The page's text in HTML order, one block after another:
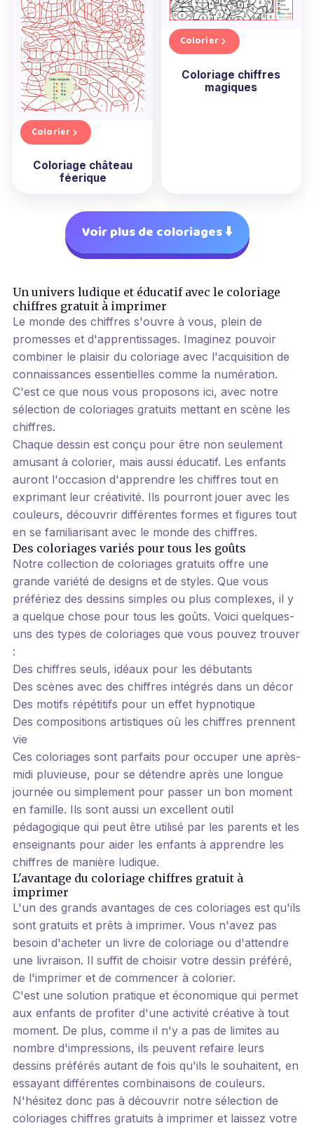
Colorier
Coloriage château
féerique
Colorier
Coloriage chiffres
magiques
Voir plus de coloriages ⬇️
Un univers ludique et éducatif avec le coloriage
chiffres gratuit à imprimer
Le monde des chiffres s'ouvre à vous, plein de
promesses et d'apprentissages. Imaginez pouvoir
combiner le plaisir du coloriage avec l'acquisition de
connaissances essentielles comme la numération.
C'est ce que nous vous proposons ici, avec notre
sélection de coloriages gratuits mettant en scène les
chiffres.
Chaque dessin est conçu pour être non seulement
amusant à colorier, mais aussi éducatif. Les enfants
auront l'occasion d'apprendre les chiffres tout en
exprimant leur créativité. Ils pourront jouer avec les
couleurs, découvrir différentes formes et figures tout
en se familiarisant avec le monde des chiffres.
Des coloriages variés pour tous les goûts
Notre collection de coloriages gratuits offre une
grande variété de designs et de styles. Que vous
préfériez des dessins simples ou plus complexes, il y
a quelque chose pour tous les goûts. Voici quelques-
uns des types de coloriages que vous pouvez trouver
:
Des chiffres seuls, idéaux pour les débutants
Des scènes avec des chiffres intégrés dans un décor
Des motifs répétitifs pour un effet hypnotique
Des compositions artistiques où les chiffres prennent
vie
Ces coloriages sont parfaits pour occuper une après-
midi pluvieuse, pour se détendre après une longue
journée ou simplement pour passer un bon moment
en famille. Ils sont aussi un excellent outil
pédagogique qui peut être utilisé par les parents et les
enseignants pour aider les enfants à apprendre les
chiffres de manière ludique.
L'avantage du coloriage chiffres gratuit à
imprimer
L'un des grands avantages de ces coloriages est qu'ils
sont gratuits et prêts à imprimer. Vous n'avez pas
besoin d'acheter un livre de coloriage ou d'attendre
une livraison. Il suffit de choisir votre dessin préféré,
de l'imprimer et de commencer à colorier.
C'est une solution pratique et économique qui permet
aux enfants de profiter d'une activité créative à tout
moment. De plus, comme il n'y a pas de limites au
nombre d'impressions, ils peuvent refaire leurs
dessins préférés autant de fois qu'ils le souhaitent, en
essayant différentes combinaisons de couleurs.
N'hésitez donc pas à découvrir notre sélection de
coloriages chiffres gratuits à imprimer et laissez votre